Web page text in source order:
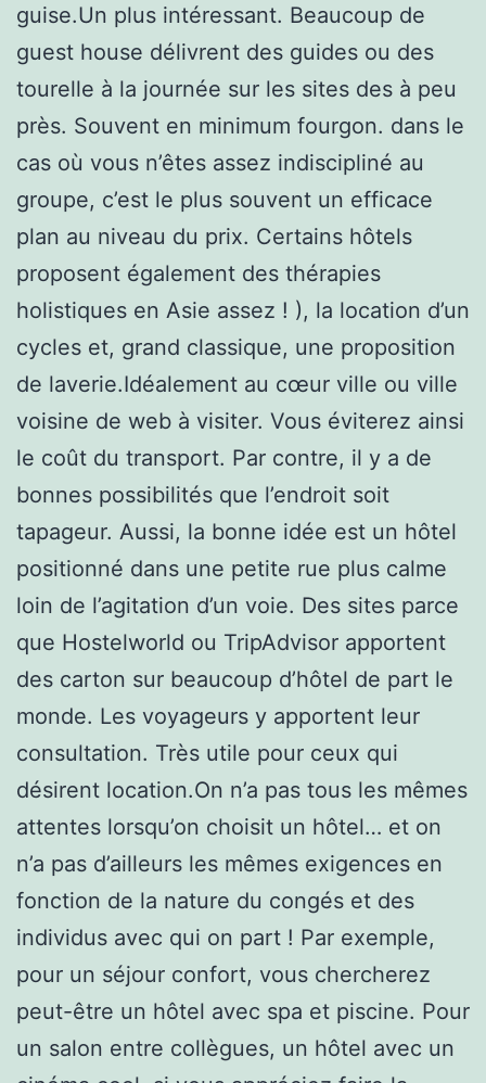
guise.Un plus intéressant. Beaucoup de
guest house délivrent des guides ou des
tourelle à la journée sur les sites des à peu
près. Souvent en minimum fourgon. dans le
cas où vous n’êtes assez indiscipliné au
groupe, c’est le plus souvent un efficace
plan au niveau du prix. Certains hôtels
proposent également des thérapies
holistiques en Asie assez ! ), la location d’un
cycles et, grand classique, une proposition
de laverie.Idéalement au cœur ville ou ville
voisine de web à visiter. Vous éviterez ainsi
le coût du transport. Par contre, il y a de
bonnes possibilités que l’endroit soit
tapageur. Aussi, la bonne idée est un hôtel
positionné dans une petite rue plus calme
loin de l’agitation d’un voie. Des sites parce
que Hostelworld ou TripAdvisor apportent
des carton sur beaucoup d’hôtel de part le
monde. Les voyageurs y apportent leur
consultation. Très utile pour ceux qui
désirent location.On n’a pas tous les mêmes
attentes lorsqu’on choisit un hôtel… et on
n’a pas d’ailleurs les mêmes exigences en
fonction de la nature du congés et des
individus avec qui on part ! Par exemple,
pour un séjour confort, vous chercherez
peut-être un hôtel avec spa et piscine. Pour
un salon entre collègues, un hôtel avec un